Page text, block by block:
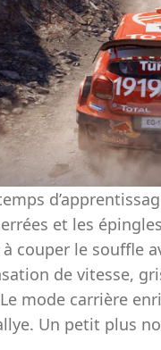
et les
couper le souffle
de vitesse,
mode carrière
Un petit plus